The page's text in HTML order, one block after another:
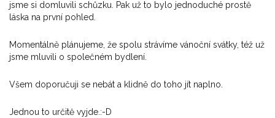
jsme si domluvili schůzku. Pak už to bylo jednoduché prostě
láska na první pohled.
Momentálně plánujeme, že spolu strávíme vánoční svátky, též už
jsme mluvili o společném bydlení.
Všem doporučuji se nebát a klidně do toho jít naplno.
Jednou to určitě vyjde.:-D